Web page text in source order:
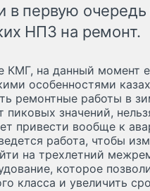
в первую
НПЗ на ремонт.
КМГ, на данный момент
особенностями
ремонтные работы в
пиковых значений,
привести вообще к
работа, чтобы
на трехлетний
которое
класса и увеличить